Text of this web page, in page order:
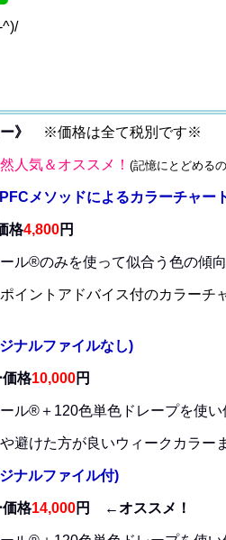
^)/
ー》 ※価格は全て税別です※
人気＆オススメ！ (記憶にとどめる
メソッドによるカラーチャー
格4,800円
ル®のみを使って似合う色の傾
イントアドバイス付のカラーチ
ナルファイルなし)
格10,000円
ル®＋120色単色ドレープを使い
避けた方が良いウィークカラー
ナルファイル付)
格14,000円 ←オススメ！